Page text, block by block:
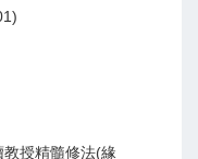
授精髓修法(緣